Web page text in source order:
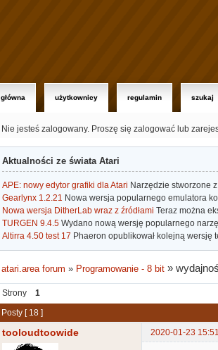
główna użytkownicy regulamin szukaj
Nie jesteś zalogowany. Proszę się zalogować lub
Aktualności ze świata Atari
APE: nowy edytor grafiki dla Atari Narzędzie stworzone
Gearlynx 1.2.21 Nowa wersja popularnego emulatora
Nowa wersja DitherLab wraz z źródłami Teraz można
TURGEN 9.4.5 Wydano nową wersję popularnego
Altirra 4.50 test 17 Phaeron opublikował kolejną wersję
atari.area forum » Programowanie - 8 bit »
Strony 1
Posty [ 18 ]
tooloudtoowide 2020-01-23